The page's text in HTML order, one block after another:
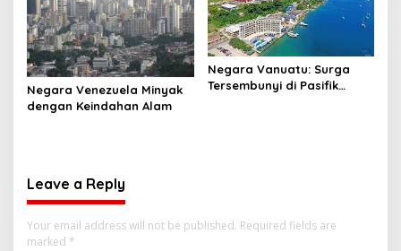
Negara Venezuela Minyak
dengan Keindahan Alam
Negara Vanuatu: Surga
Tersembunyi di Pasifik
Leave a Reply
Your email address will not be published. Required fields are
marked *